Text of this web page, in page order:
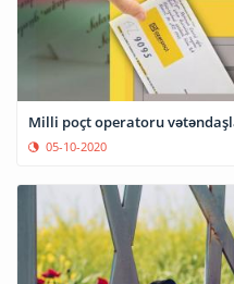
Milli poçt operatoru
05-10-2020